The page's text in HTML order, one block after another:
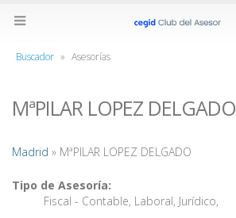
Buscador » Asesorías
MªPILAR LOPEZ DELGADO
Madrid » MªPILAR LOPEZ DELGADO
Tipo de Asesoría:
Fiscal - Contable, Laboral, Jurídico,